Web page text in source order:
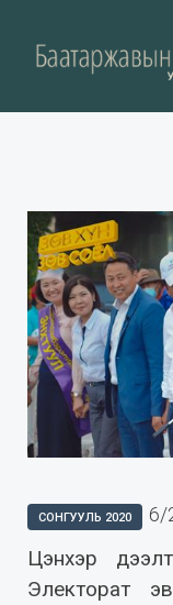
СОНГУУЛЬ 2020 6/
Цэнхэр
Электорат